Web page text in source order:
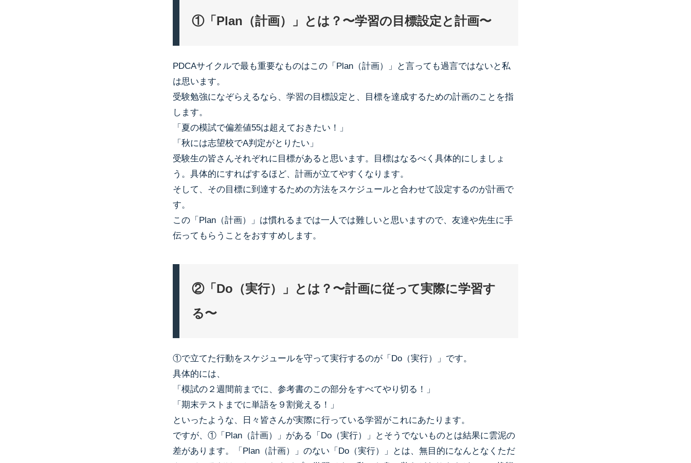
①「Plan（計画）」とは？〜学習の目標設定と計画〜
PDCAサイクルで最も重要なものはこの「Plan（計画）」と言っても過言ではないと私
は思います。
受験勉強になぞらえるなら、学習の目標設定と、目標を達成するための計画のことを指
します。
「夏の模試で偏差値55は超えておきたい！」
「秋には志望校でA判定がとりたい」
受験生の皆さんそれぞれに目標があると思います。目標はなるべく具体的にしましょ
う。具体的にすればするほど、計画が立てやすくなります。
そして、その目標に到達するための方法をスケジュールと合わせて設定するのが計画で
す。
この「Plan（計画）」は慣れるまでは一人では難しいと思いますので、友達や先生に手
伝ってもらうことをおすすめします。
②「Do（実行）」とは？〜計画に従って実際に学習す
る〜
①で立てた行動をスケジュールを守って実行するのが「Do（実行）」です。
具体的には、
「模試の２週間前までに、参考書のこの部分をすべてやり切る！」
「期末テストまでに単語を９割覚える！」
といったような、日々皆さんが実際に行っている学習がこれにあたります。
ですが、①「Plan（計画）」がある「Do（実行）」とそうでないものとは結果に雲泥の
差があります。「Plan（計画）」のない「Do（実行）」とは、無目的になんとなくただ